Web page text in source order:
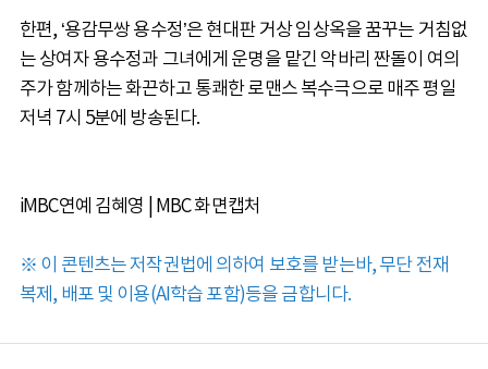
한편, ‘용감무쌍 용수정’은 현대판 거상 임상옥을 꿈꾸는 거침없
는 상여자 용수정과 그녀에게 운명을 맡긴 악바리 짠돌이 여의
주가 함께하는 화끈하고 통쾌한 로맨스 복수극으로 매주 평일
저녁 7시 5분에 방송된다.
iMBC연예 김혜영 | MBC 화면캡처
※ 이 콘텐츠는 저작권법에 의하여 보호를 받는바, 무단 전재
복제, 배포 및 이용(AI학습 포함)등을 금합니다.